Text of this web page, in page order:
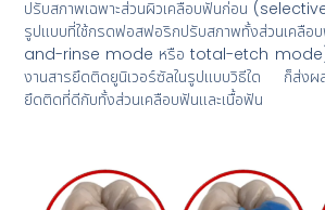
ปรับสภาพเฉพาะส่วนผิวเคลือบฟันก่อน
รูปแบบที่ใช้กรดฟอสฟอริกปรับสภาพทั้งส่วนเคลื
and-rinse mode หรือ total-etch mode) (
งานสารยึดติดยูนิเวอร์ซัลในรูปแบบวิธีใด ก็ส่งผล
ยึดติดที่ดีกับทั้งส่วนเคลือบฟันและเนื้อฟัน